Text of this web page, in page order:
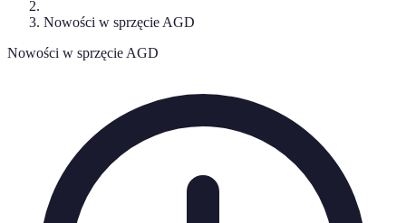
Nowości w sprzęcie AGD
Nowości w sprzęcie AGD